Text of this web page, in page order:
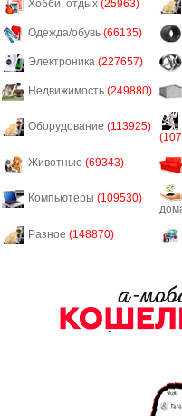
Хобби, отдых (25963)
Одежда/обувь (66135)
Электроника (227657)
Недвижимость (249880)
Оборудование (113925)
Животные (69343)
Компьютеры (109530)
Разное (148870)